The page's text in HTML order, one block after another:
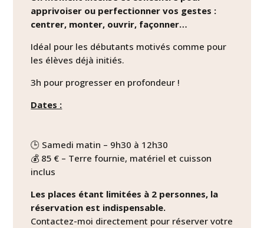
apprivoiser ou perfectionner vos gestes :
centrer, monter, ouvrir, façonner…
Idéal pour les débutants motivés comme pour
les élèves déjà initiés.
3h pour progresser en profondeur !
Dates :
🕒 Samedi matin – 9h30 à 12h30
💰 85 € – Terre fournie, matériel et cuisson
inclus
Les places étant limitées à 2 personnes, la
réservation est indispensable.
Contactez-moi directement pour réserver votre